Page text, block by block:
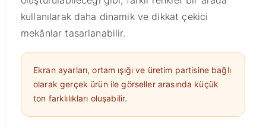
kullanılarak daha dinamik ve dikkat çekici
mekânlar tasarlanabilir.
Ekran ayarları, ortam ışığı ve üretim partisine bağlı
olarak gerçek ürün ile görseller arasında küçük
ton farklılıkları oluşabilir.